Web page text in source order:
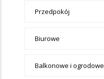
Przedpokój
Biurowe
Balkonowe i ogrodowe